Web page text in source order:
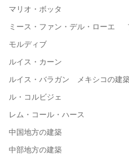
マリオ・ボッタ
ミース・ファン・デル・ローエ
モルディブ
ルイス・カーン
ルイス・バラガン メキシコの建
ル・コルビジェ
レム・コール・ハース
中国地方の建築
中部地方の建築